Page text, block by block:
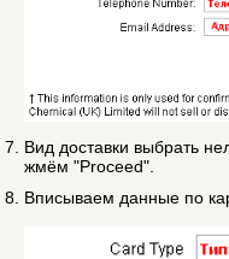
Вид доставки выбрать
жмём "Proceed".
Вписываем данные по